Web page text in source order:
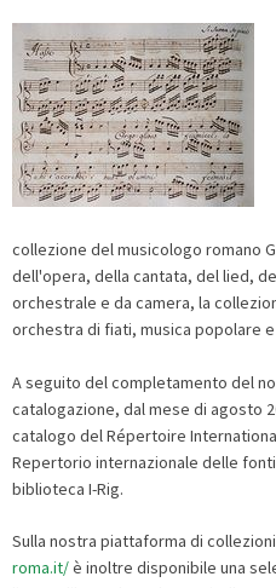
collezione del musicologo romano
dell'opera, della cantata, del lied,
orchestrale e da camera, la
orchestra di fiati, musica popolare
A seguito del completamento del
catalogazione, dal mese di agosto
catalogo del Répertoire
Repertorio internazionale delle
biblioteca I-Rig.
Sulla nostra piattaforma di
roma.it/è inoltre disponibile una